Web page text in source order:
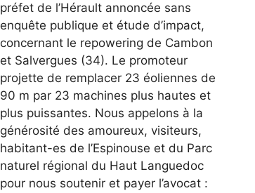
préfet de l’Hérault annoncée sans
enquête publique et étude d’impact,
concernant le repowering de Cambon
et Salvergues (34). Le promoteur
projette de remplacer 23 éoliennes de
90 m par 23 machines plus hautes et
plus puissantes. Nous appelons à la
générosité des amoureux, visiteurs,
habitant-es de l’Espinouse et du Parc
naturel régional du Haut Languedoc
pour nous soutenir et payer l’avocat :